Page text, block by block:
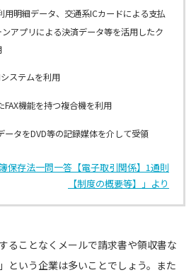
用明細データ、交通系ICカードによる支払
アプリによる決済データ等を活用したク
ステムを利用
機能を持つ複合機を利用
ータをDVD等の記録媒体を介して受領
保存法一問一答【電子取引関係】1通則
【制度の概要等】」より
ることなくメールで請求書や領収書な
という企業は多いことでしょう。また